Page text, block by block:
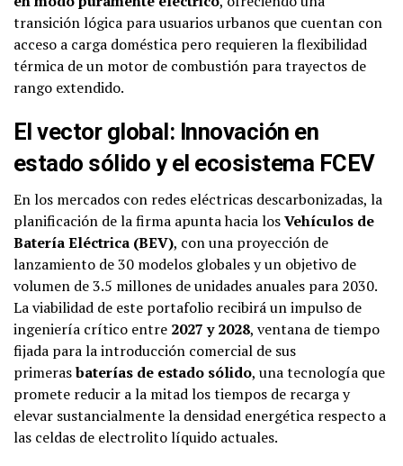
transición lógica para usuarios urbanos que cuentan con
acceso a carga doméstica pero requieren la flexibilidad
térmica de un motor de combustión para trayectos de
rango extendido.
El vector global: Innovación en
estado sólido y el ecosistema FCEV
En los mercados con redes eléctricas descarbonizadas, la
planificación de la firma apunta hacia losVehículos de
Batería Eléctrica (BEV), con una proyección de
lanzamiento de 30 modelos globales y un objetivo de
volumen de 3.5 millones de unidades anuales para 2030.
La viabilidad de este portafolio recibirá un impulso de
ingeniería crítico entre 2027 y 2028, ventana de tiempo
fijada para la introducción comercial de sus
primerasbaterías de estado sólido, una tecnología que
promete reducir a la mitad los tiempos de recarga y
elevar sustancialmente la densidad energética respecto a
las celdas de electrolito líquido actuales.